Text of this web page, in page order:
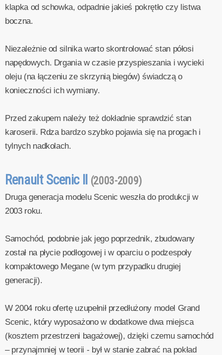
klapka od schowka, odpadnie jakieś pokrętło czy listwa
boczna.
Niezależnie od silnika warto skontrolować stan półosi
napędowych. Drgania w czasie przyspieszania i wycieki
oleju (na łączeniu ze skrzynią biegów) świadczą o
konieczności ich wymiany.
Przed zakupem należy też dokładnie sprawdzić stan
karoserii. Rdza bardzo szybko pojawia się na progach i
tylnych nadkolach.
Renault Scenic II (2003-2009)
Druga generacja modelu Scenic weszła do produkcji w
2003 roku.
Samochód, podobnie jak jego poprzednik, zbudowany
został na płycie podłogowej i w oparciu o podzespoły
kompaktowego Megane (w tym przypadku drugiej
generacji).
W 2004 roku ofertę uzupełnił przedłużony model Grand
Scenic, który wyposażono w dodatkowe dwa miejsca
(kosztem przestrzeni bagażowej), dzięki czemu samochód
– przynajmniej w teorii - był w stanie zabrać na pokład